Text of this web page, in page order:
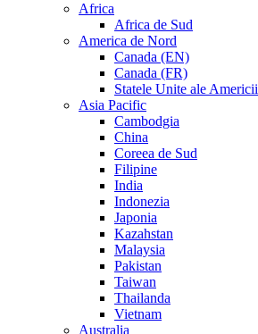
Africa
Africa de Sud
America de Nord
Canada (EN)
Canada (FR)
Statele Unite ale Americii
Asia Pacific
Cambodgia
China
Coreea de Sud
Filipine
India
Indonezia
Japonia
Kazahstan
Malaysia
Pakistan
Taiwan
Thailanda
Vietnam
Australia